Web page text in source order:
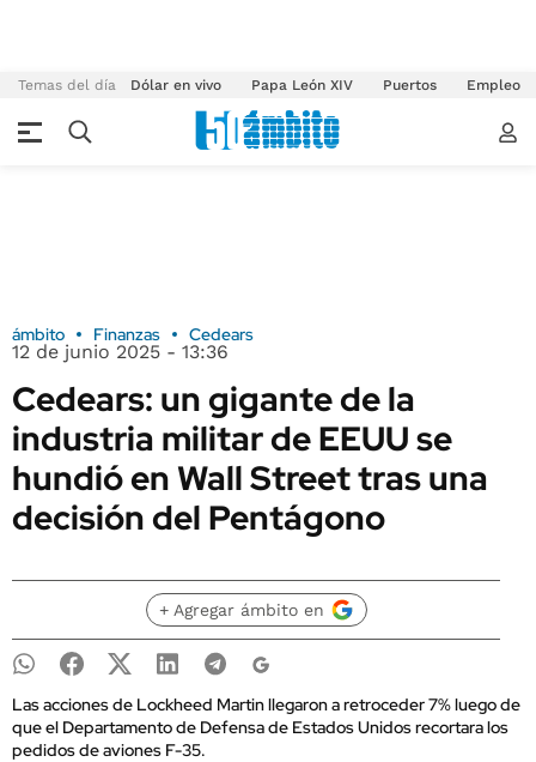
Temas del día Dólar en vivo Papa León XIV Puertos Empleo
ámbito Finanzas Cedears
12 de junio 2025 - 13:36
Cedears: un gigante de la
industria militar de EEUU se
hundió en Wall Street tras una
decisión del Pentágono
+ Agregar ámbito en
Las acciones de Lockheed Martin llegaron a retroceder 7% luego de
que el Departamento de Defensa de Estados Unidos recortara los
pedidos de aviones F-35.